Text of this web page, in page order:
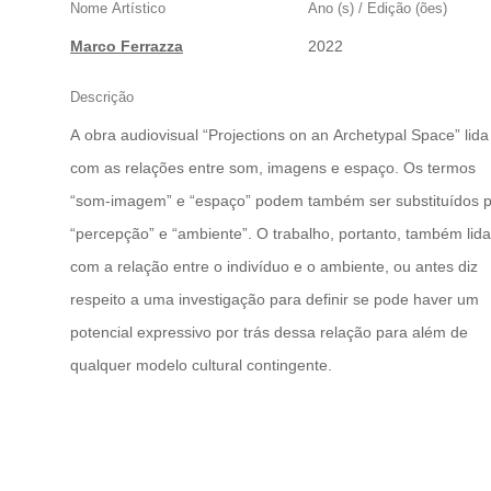
Nome Artístico
Marco Ferrazza
Ano (s) / Edição (ões)
2022
Descrição
A obra audiovisual “Projections on an Archetypal Space” lida
com as relações entre som, imagens e espaço. Os termos
“som-imagem” e “espaço” podem também ser substituídos
“percepção” e “ambiente”. O trabalho, portanto, também lida
com a relação entre o indivíduo e o ambiente, ou antes diz
respeito a uma investigação para definir se pode haver um
potencial expressivo por trás dessa relação para além de
qualquer modelo cultural contingente.